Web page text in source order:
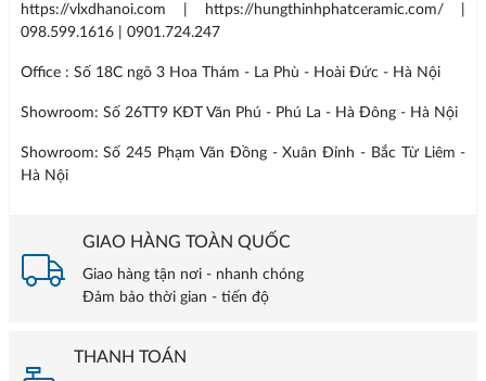
https://vlxdhanoi.com | https://hungthinhphatceramic.com/ |
098.599.1616 | 0901.724.247
Office : Số 18C ngõ 3 Hoa Thám - La Phù - Hoài Đức - Hà Nội
Showroom: Số 26TT9 KĐT Văn Phú - Phú La - Hà Đông - Hà Nội
Showroom: Số 245 Phạm Văn Đồng - Xuân Đỉnh - Bắc Từ Liêm -
Hà Nội
GIAO HÀNG TOÀN QUỐC
Giao hàng tận nơi - nhanh chóng
Đảm bảo thời gian - tiến độ
THANH TOÁN